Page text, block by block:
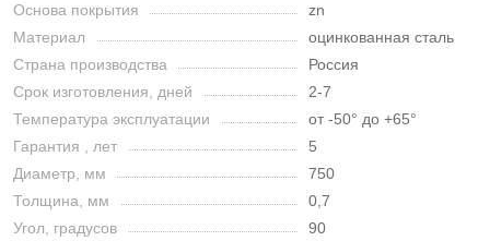
Основа покрытия
zn
Материал
оцинкованная сталь
Страна производства
Россия
Срок изготовления, дней
2-7
Температура эксплуатации
от -50° до +65°
Гарантия , лет
5
Диаметр, мм
750
Толщина, мм
0,7
Угол, градусов
90